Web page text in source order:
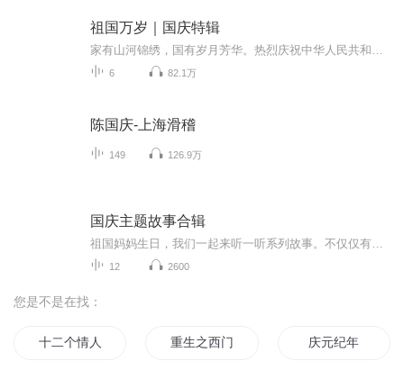
祖国万岁｜国庆特辑
6 82.1万
陈国庆-上海滑稽
149 126.9万
国庆主题故事合辑
12 2600
您是不是在找：
十二个情人节 重生之西门庆 庆元纪年